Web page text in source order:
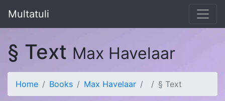
Multatuli
§ Text Max Havelaar
Home Books Max Havelaar § Text